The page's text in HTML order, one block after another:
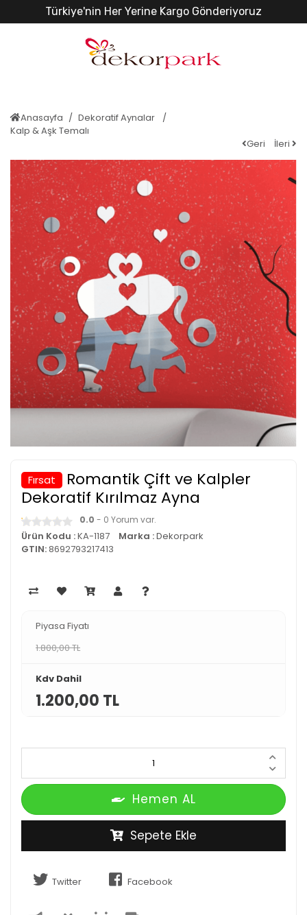
Türkiye'nin Her Yerine Kargo Gönderiyoruz
Anasayfa
Dekoratif Aynalar
Kalp & Aşk Temalı
Geri
İleri
Fırsat
Romantik Çift ve Kalpler
Dekoratif Kırılmaz Ayna
0.0 - 0 Yorum var.
Ürün Kodu :KA-1187 Marka :Dekorpark
GTIN:8692793217413
Piyasa Fiyatı
1.800,00 TL
Kdv Dahil
1.200,00 TL
Hemen AL
Sepete Ekle
Twitter Facebook